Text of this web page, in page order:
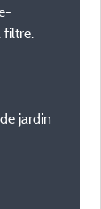
filtre.
jardin